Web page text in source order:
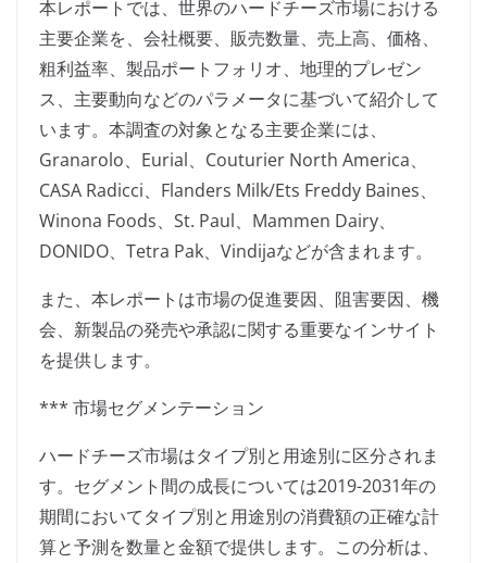
本レポートでは、世界のハードチーズ市場における
主要企業を、会社概要、販売数量、売上高、価格、
粗利益率、製品ポートフォリオ、地理的プレゼン
ス、主要動向などのパラメータに基づいて紹介して
います。本調査の対象となる主要企業には、
Granarolo、Eurial、Couturier North America、
CASA Radicci、Flanders Milk/Ets Freddy Baines、
Winona Foods、St. Paul、Mammen Dairy、
DONIDO、Tetra Pak、Vindijaなどが含まれます。
また、本レポートは市場の促進要因、阻害要因、機
会、新製品の発売や承認に関する重要なインサイト
を提供します。
*** 市場セグメンテーション
ハードチーズ市場はタイプ別と用途別に区分されま
す。セグメント間の成長については2019-2031年の
期間においてタイプ別と用途別の消費額の正確な計
算と予測を数量と金額で提供します。この分析は、